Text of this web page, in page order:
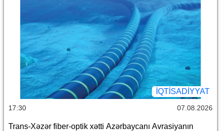
İQTİSADİYYAT
17:30 07.08.2026
Trans-Xəzər fiber-optik xətti Azərbaycanı Avrasiyanın